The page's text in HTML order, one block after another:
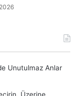
Unutulmaz Anlar
Üzerine